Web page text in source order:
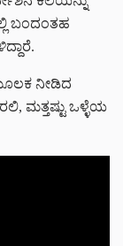
ಬಂದಂತಹ
ನೀಡಿದ
ಮತ್ತಷ್ಟು ಒಳ್ಳೆಯ